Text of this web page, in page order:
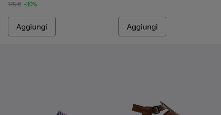
175 € -30%
Aggiungi Aggiungi